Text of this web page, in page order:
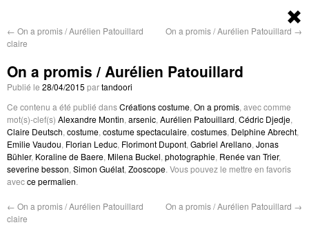
← On a promis / Aurélien Patouillard
claire
On a promis / Aurélien Patouillard →
On a promis / Aurélien Patouillard
Publié le 28/04/2015 partandoori
Ce contenu a été publié dansCréations costume, On a promis, avec comme
mot(s)-clef(s) Alexandre Montin, arsenic, Aurélien Patouillard, Cédric Djedje,
Claire Deutsch, costume, costume spectaculaire, costumes, Delphine Abrecht,
Emilie Vaudou, Florian Leduc, Florimont Dupont, Gabriel Arellano, Jonas
Bühler, Koraline de Baere, Milena Buckel, photographie, Renée van Trier,
severine besson, Simon Guélat, Zooscope. Vous pouvez le mettre en favoris
avecce permalien.
← On a promis / Aurélien Patouillard
claire
On a promis / Aurélien Patouillard →